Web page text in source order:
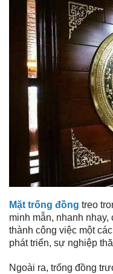
Mặt trống đồng treo
minh mẫn, nhanh
thành công việc một
phát triển, sự nghiệp
Ngoài ra, trống đồng